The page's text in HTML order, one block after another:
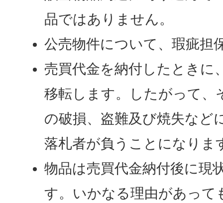
品ではありません。
公売物件について、瑕疵担
売買代金を納付したときに
移転します。したがって、
の破損、盗難及び焼失など
落札者が負うことになりま
物品は売買代金納付後に現
す。いかなる理由があって